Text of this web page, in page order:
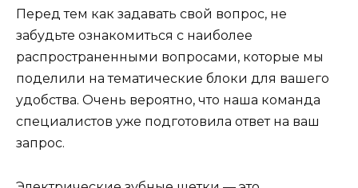
Перед тем как задавать свой вопрос, не
забудьте ознакомиться с наиболее
распространенными вопросами, которые мы
поделили на тематические блоки для вашего
удобства. Очень вероятно, что наша команда
специалистов уже подготовила ответ на ваш
запрос.